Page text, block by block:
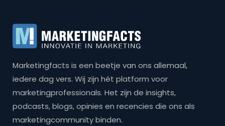
Marketingfacts is een beetje van ons allemaal,
iedere dag vers. Wij zijn hét platform voor
marketingprofessionals. Het zijn de insights,
podcasts, blogs, opinies en recencies die ons als
marketingcommunity binden.